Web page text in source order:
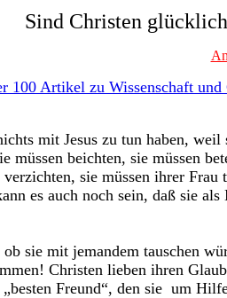
Sind Christen
100 Artikel zu Wissenschaft
mit Jesus zu tun haben,
müssen beichten, sie müssen
sie müssen ihrer
es auch noch sein, daß sie
sie mit jemandem tauschen
Christen lieben ihren
Freund“, den sie um